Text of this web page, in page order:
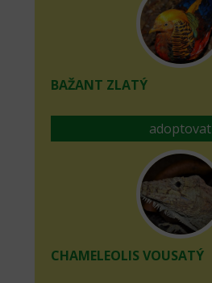
BAŽANT ZLATÝ
adoptovat
CHAMELEOLIS VOUSATÝ